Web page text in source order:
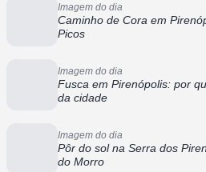
Imagem do dia
Caminho de Cora em
Picos
Imagem do dia
Fusca em Pirenópolis: por
da cidade
Imagem do dia
Pôr do sol na Serra dos
do Morro